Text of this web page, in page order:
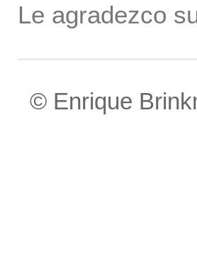
Le agradezco
© Enrique